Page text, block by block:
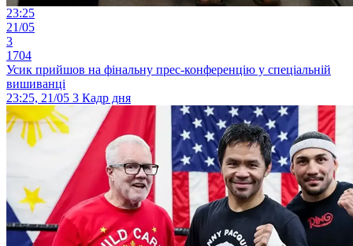
23:25
21/05
3
1704
Усик прийшов на фінальну прес-конференцію у спеціальній
вишиванці
23:25, 21/05 3 Кадр дня